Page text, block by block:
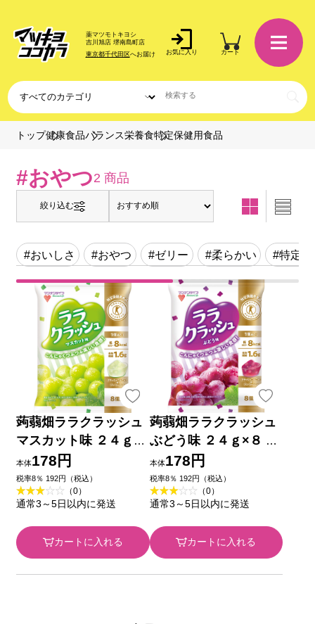
薬マツモトキヨシ
吉川旭店 堺南島町店
東京都千代田区へお届け お気に入り カート
トップ健康食品バランス栄養食特定保健用食品
#おやつ2 商品
絞り込む
#おいしさ #おやつ #ゼリー #柔らかい #特定
蒟蒻畑ララクラッシュ
マスカット味 ２４ｇ×
８ マンナンライフ
本体178円
税率8％ 192円（税込）
（0）
通常3～5日以内に発送
カートに入れる
蒟蒻畑ララクラッシュ
ぶどう味 ２４ｇ×８ マ
ンナンライフ
本体178円
税率8％ 192円（税込）
（0）
通常3～5日以内に発送
カートに入れる